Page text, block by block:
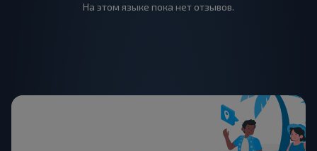
На этом языке пока нет отзывов.